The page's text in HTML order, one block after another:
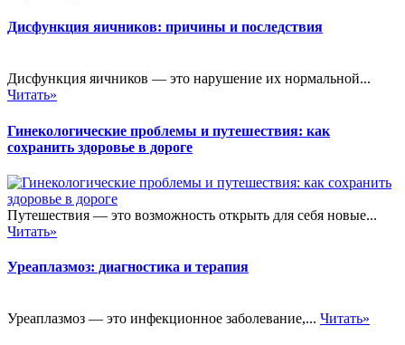
Дисфункция яичников: причины и последствия
Дисфункция яичников — это нарушение их нормальной...
Читать»
Гинекологические проблемы и путешествия: как
сохранить здоровье в дороге
Путешествия — это возможность открыть для себя новые...
Читать»
Уреаплазмоз: диагностика и терапия
Уреаплазмоз — это инфекционное заболевание,... Читать»